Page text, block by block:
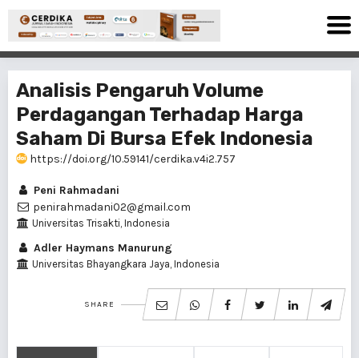
Analisis Pengaruh Volume
Perdagangan Terhadap Harga
Saham Di Bursa Efek Indonesia
https://doi.org/10.59141/cerdika.v4i2.757
Peni Rahmadani
penirahmadani02@gmail.com
Universitas Trisakti, Indonesia
Adler Haymans Manurung
Universitas Bhayangkara Jaya, Indonesia
SHARE